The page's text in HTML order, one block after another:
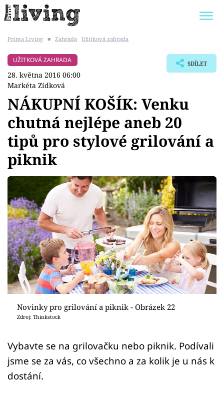
BYDLENÍ SLAVNÝCH
Témata
Bydlení
Zahrada
Design
Sledujte prima+
Přihlášení
Sledujte nás
Prima Living ■ Zahrada Užitková zahrada
UŽITKOVÁ ZAHRADA
28. května 2016 06:00
Markéta Zídková
SDÍLET
NÁKUPNÍ KOŠÍK: Venku
chutná nejlépe aneb 20
tipů pro stylové grilování a
piknik
Novinky pro grilování a piknik - Obrázek 22
Zdroj: Thinkstock
Vybavte se na grilovačku nebo piknik. Podívali
jsme se za vás, co všechno a za kolik je u nás k
dostání.